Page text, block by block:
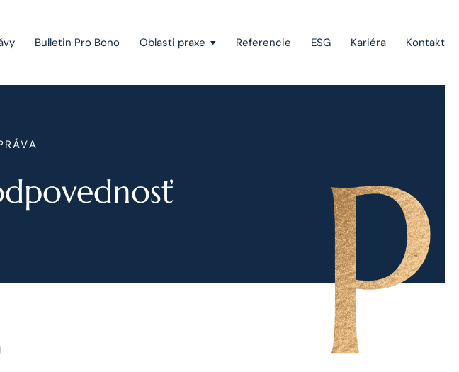
Bulletin Pro Bono Oblasti praxe
Európske právo
Referencie ESG Kariéra Kontakt